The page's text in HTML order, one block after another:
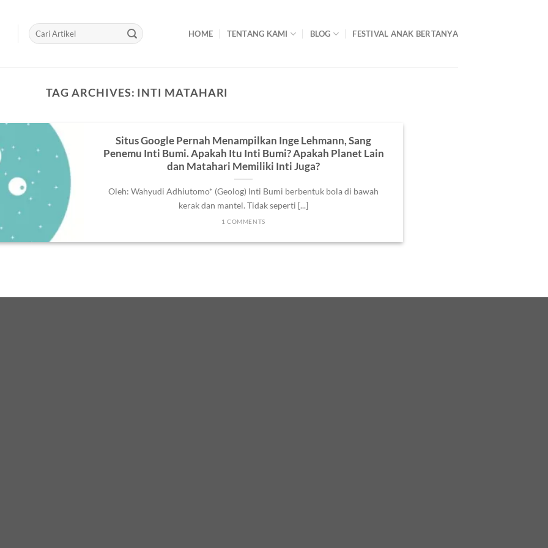
HOME TENTANG KAMI BLOG FESTIVAL ANAK BERTANYA
TAG ARCHIVES: INTI MATAHARI
Situs Google Pernah Menampilkan Inge Lehmann, Sang
Penemu Inti Bumi. Apakah Itu Inti Bumi? Apakah Planet Lain
dan Matahari Memiliki Inti Juga?
Oleh: Wahyudi Adhiutomo* (Geolog) Inti Bumi berbentuk bola di bawah
kerak dan mantel. Tidak seperti [...]
1 COMMENTS